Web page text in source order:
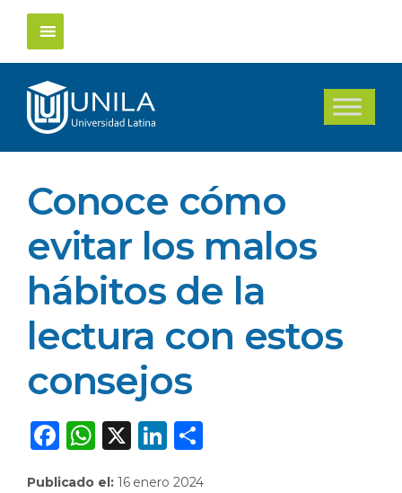
Saltar
contenido
Conoce cómo
evitar los malos
hábitos de la
lectura con estos
consejos
F
W X
Li
Publicado el: 16 enero 2024